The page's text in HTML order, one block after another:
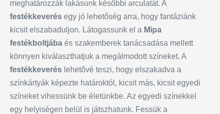
meghatározzák lakásunk későbbi arculatát. A
festékkeverés egy jó lehetőség arra, hogy fantáziánk
kicsit elszabaduljon. Látogassunk el a Mipa
festékboltjába és szakemberek tanácsadása mellett
könnyen kiválaszthatjuk a megálmodott színeket. A
festékkeverés lehetővé teszi, hogy elszakadva a
színkártyák képezte határoktól, kicsit más, kicsit egyedi
színeket vihessünk be életünkbe. Az egyedi színekkel
egy helyiségen belül is játszhatunk. Fessük a